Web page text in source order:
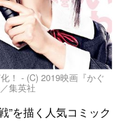
！ - (C) 2019映画『かぐ
集英社
”を描く人気コミック